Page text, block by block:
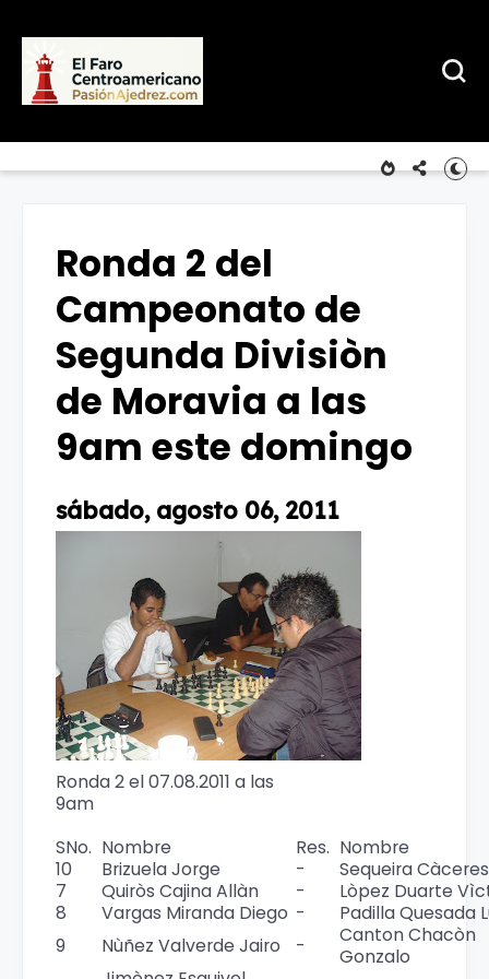
Ronda 2 del
Campeonato de
Segunda Divisiòn
de Moravia a las
9am este domingo
sábado, agosto 06, 2011
Ronda 2 el 07.08.2011 a las
9am
SNo. Nombre Res. Nombre
10
Brizuela Jorge -
Sequeira
7
Quiròs Cajina Allàn -
Lòpez Duarte
8
Vargas Miranda Diego -
Padilla Quesada
9
Nùñez Valverde Jairo -
Canton Chacòn
Gonzalo